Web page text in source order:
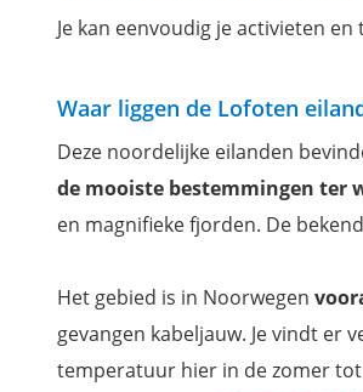
Je kan eenvoudig je activieten
Waar liggen de Lofoten
Deze noordelijke eilanden
de mooiste bestemmingen ter
en magnifieke fjorden. De
Het gebied is in Noorwegen
gevangen kabeljauw. Je vindt er
temperatuur hier in de zomer